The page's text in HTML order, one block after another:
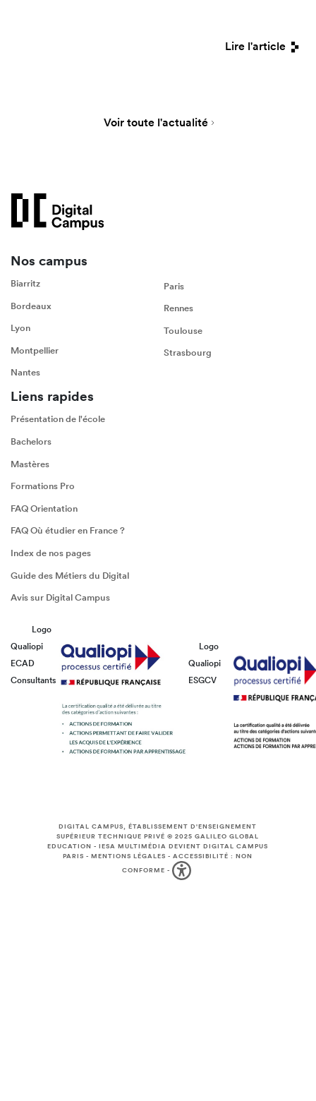
Lire l'article
Voir toute l'actualité
Nos campus
Biarritz
Bordeaux
Lyon
Montpellier
Nantes
Paris
Rennes
Toulouse
Strasbourg
Liens rapides
Présentation de l'école
Bachelors
Mastères
Formations Pro
FAQ Orientation
FAQ Où étudier en France ?
Index de nos pages
Guide des Métiers du Digital
Avis sur Digital Campus
Logo
Qualiopi
ECAD
Consultants
Logo
Qualiopi
ESGCV
DIGITAL CAMPUS, ÉTABLISSEMENT D'ENSEIGNEMENT
SUPÉRIEUR TECHNIQUE PRIVÉ © 2025GALILEO GLOBAL
EDUCATION -IESA MULTIMÉDIA DEVIENT DIGITAL CAMPUS
PARIS -MENTIONS LÉGALES -ACCESSIBILITÉ : NON
CONFORME -